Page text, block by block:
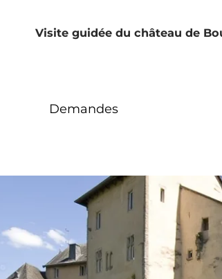
Visite guidée du château de
Demandes